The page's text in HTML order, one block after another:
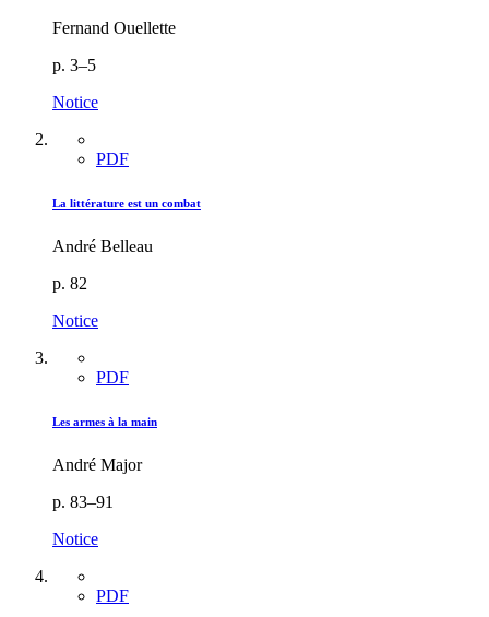
Fernand Ouellette
p. 3–5
Notice
PDF
La littérature est un combat
André Belleau
p. 82
Notice
PDF
Les armes à la main
André Major
p. 83–91
Notice
PDF